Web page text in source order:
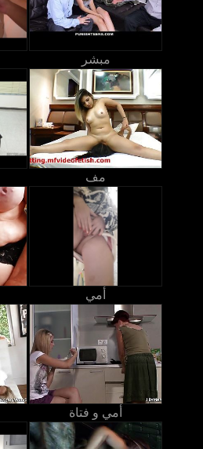
مبشر
مف
أمي
أمي و فتاة